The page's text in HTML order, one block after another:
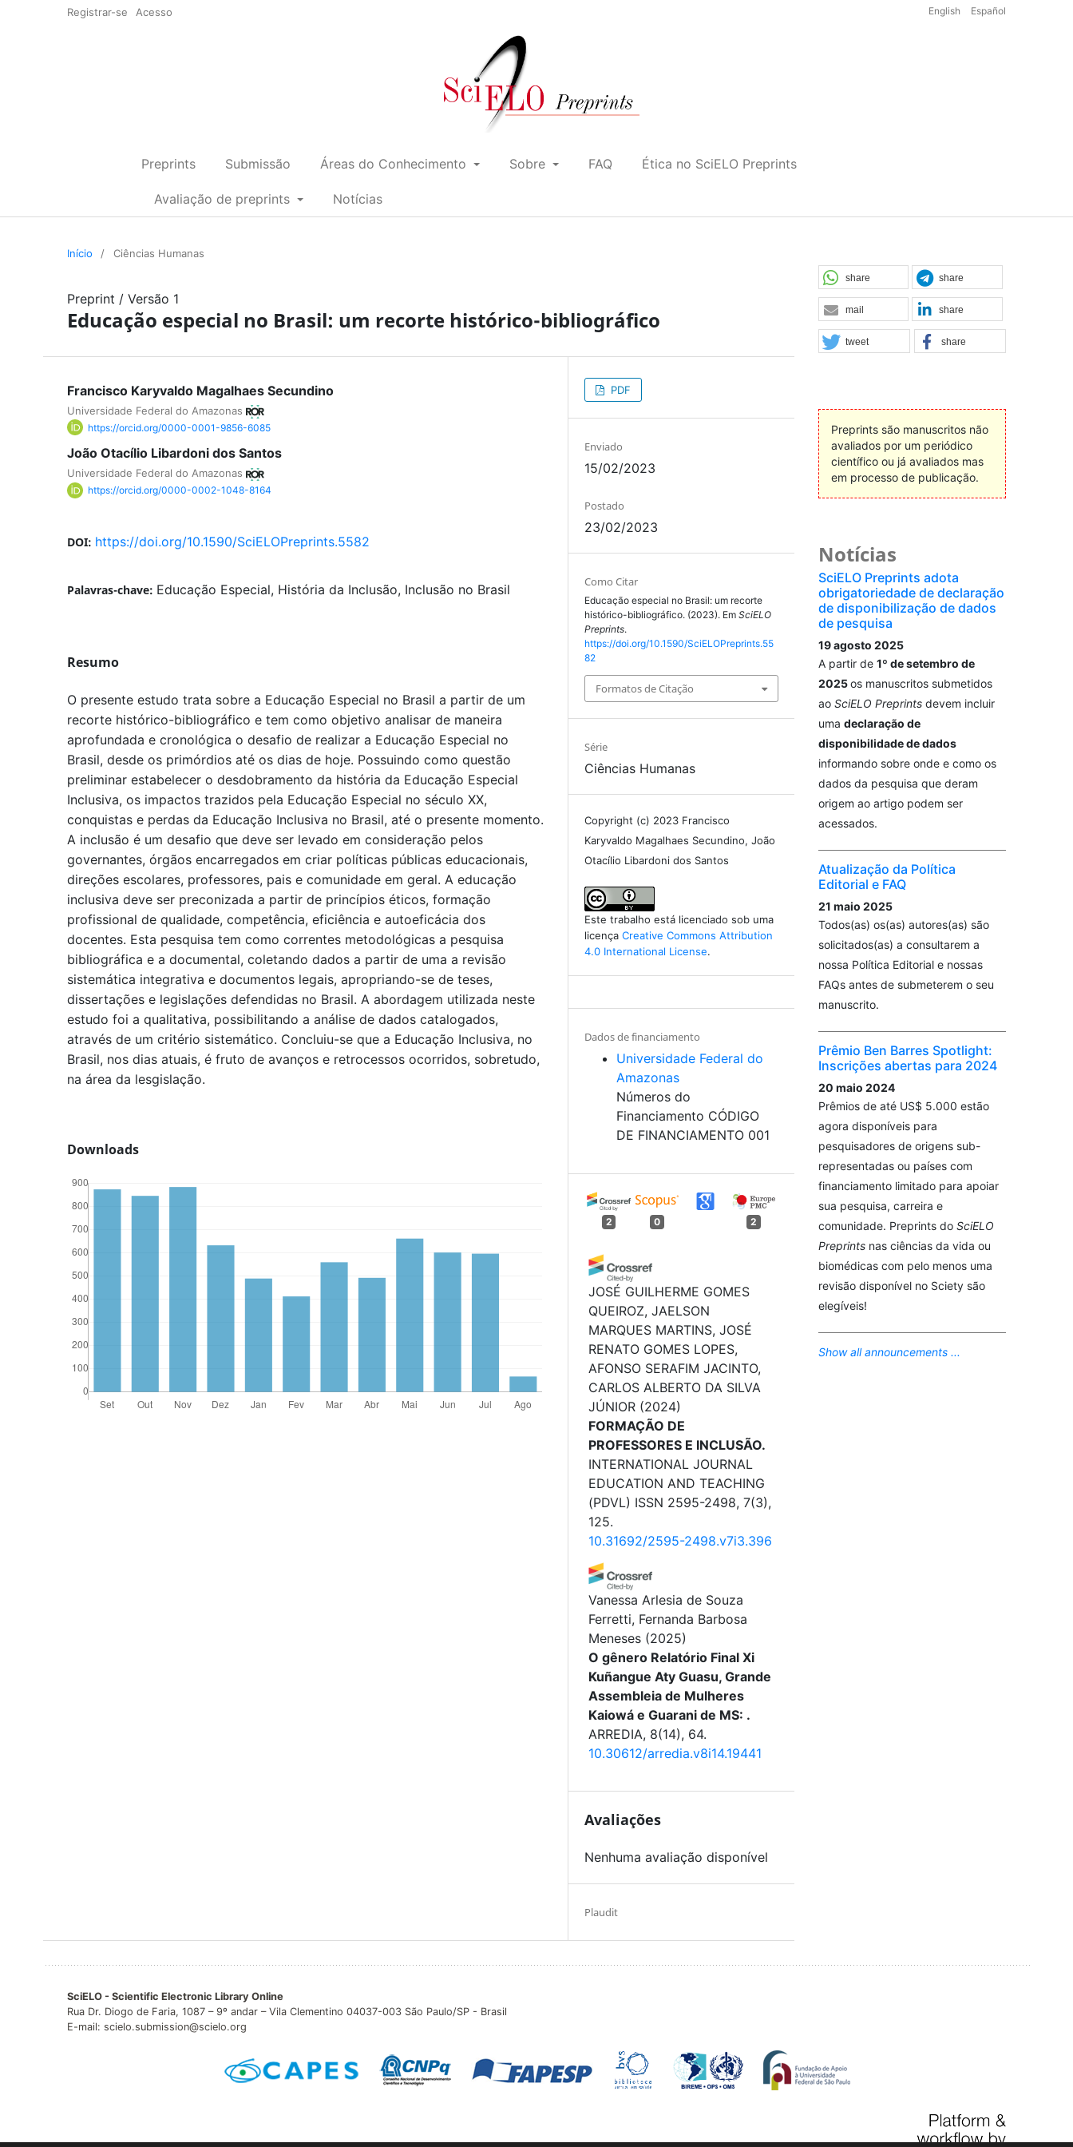
Registrar-se Acesso English Español
Preprints Submissão Áreas do Conhecimento Sobre FAQ Ética no SciELO Preprints
Avaliação de preprints Notícias
Início / Ciências Humanas
Preprint / Versão 1
Educação especial no Brasil: um recorte histórico-bibliográfico
Francisco Karyvaldo Magalhaes Secundino
Universidade Federal do Amazonas
https://orcid.org/0000-0001-9856-6085
João Otacílio Libardoni dos Santos
Universidade Federal do Amazonas
https://orcid.org/0000-0002-1048-8164
DOI: https://doi.org/10.1590/SciELOPreprints.5582
Palavras-chave: Educação Especial, História da Inclusão, Inclusão no Brasil
Resumo
O presente estudo trata sobre a Educação Especial no Brasil a partir de um
recorte histórico-bibliográfico e tem como objetivo analisar de maneira
aprofundada e cronológica o desafio de realizar a Educação Especial no
Brasil, desde os primórdios até os dias de hoje. Possuindo como questão
preliminar estabelecer o desdobramento da história da Educação Especial
Inclusiva, os impactos trazidos pela Educação Especial no século XX,
conquistas e perdas da Educação Inclusiva no Brasil, até o presente momento.
A inclusão é um desafio que deve ser levado em consideração pelos
governantes, órgãos encarregados em criar políticas públicas educacionais,
direções escolares, professores, pais e comunidade em geral. A educação
inclusiva deve ser preconizada a partir de princípios éticos, formação
profissional de qualidade, competência, eficiência e autoeficácia dos
docentes. Esta pesquisa tem como correntes metodológicas a pesquisa
bibliográfica e a documental, coletando dados a partir de uma a revisão
sistemática integrativa e documentos legais, apropriando-se de teses,
dissertações e legislações defendidas no Brasil. A abordagem utilizada neste
estudo foi a qualitativa, possibilitando a análise de dados catalogados,
através de um critério sistemático. Concluiu-se que a Educação Inclusiva, no
Brasil, nos dias atuais, é fruto de avanços e retrocessos ocorridos, sobretudo,
na área da lesgislação.
Downloads
PDF
Enviado
15/02/2023
Postado
23/02/2023
Como Citar
Educação especial no Brasil: um recorte
histórico-bibliográfico. (2023). EmSciELO
Preprints.
https://doi.org/10.1590/SciELOPreprints.55
82
Formatos de Citação
Série
Ciências Humanas
Copyright (c) 2023 Francisco
Karyvaldo Magalhaes Secundino, João
Otacílio Libardoni dos Santos
Este trabalho está licenciado sob uma
licençaCreative Commons Attribution
4.0 International License.
Dados de financiamento
Universidade Federal do
Amazonas
Números do
Financiamento CÓDIGO
DE FINANCIAMENTO 001
2 0 2
JOSÉ GUILHERME GOMES
QUEIROZ, JAELSON
MARQUES MARTINS, JOSÉ
RENATO GOMES LOPES,
AFONSO SERAFIM JACINTO,
CARLOS ALBERTO DA SILVA
JÚNIOR (2024)
FORMAÇÃO DE
PROFESSORES E INCLUSÃO.
INTERNATIONAL JOURNAL
EDUCATION AND TEACHING
(PDVL) ISSN 2595-2498, 7(3),
125.
10.31692/2595-2498.v7i3.396
Vanessa Arlesia de Souza
Ferretti, Fernanda Barbosa
Meneses (2025)
O gênero Relatório Final Xi
Kuñangue Aty Guasu, Grande
Assembleia de Mulheres
Kaiowá e Guarani de MS: .
ARREDIA, 8(14), 64.
10.30612/arredia.v8i14.19441
Avaliações
Nenhuma avaliação disponível
Plaudit
share share
mail share
tweet share
Preprints são manuscritos não
avaliados por um periódico
científico ou já avaliados mas
em processo de publicação.
Notícias
SciELO Preprints adota
obrigatoriedade de declaração
de disponibilização de dados
de pesquisa
19 agosto 2025
A partir de 1º de setembro de
2025os manuscritos submetidos
ao SciELO Preprintsdevem incluir
uma declaração de
disponibilidade de dados
informando sobre onde e como os
dados da pesquisa que deram
origem ao artigo podem ser
acessados.
Atualização da Política
Editorial e FAQ
21 maio 2025
Todos(as) os(as) autores(as) são
solicitados(as) a consultarem a
nossa Política Editorial e nossas
FAQs antes de submeterem o seu
manuscrito.
Prêmio Ben Barres Spotlight:
Inscrições abertas para 2024
20 maio 2024
Prêmios de até US$ 5.000 estão
agora disponíveis para
pesquisadores de origens sub-
representadas ou países com
financiamento limitado para apoiar
sua pesquisa, carreira e
comunidade. Preprints do SciELO
Preprintsnas ciências da vida ou
biomédicas com pelo menos uma
revisão disponível no Sciety são
elegíveis!
Show all announcements ...
SciELO - Scientific Electronic Library Online
Rua Dr. Diogo de Faria, 1087 – 9º andar – Vila Clementino 04037-003 São Paulo/SP - Brasil
E-mail: scielo.submission@scielo.org